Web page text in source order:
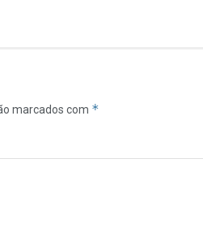
marcados com *